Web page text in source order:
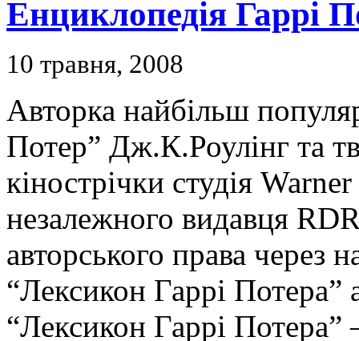
Енциклопедія Гаррі
10 травня, 2008
Авторка найбільш
Потер” Дж.К.Роулінг та
кінострічки студія
незалежного видавця
авторського права через
“Лексикон Гаррі Потера”
“Лексикон Гаррі